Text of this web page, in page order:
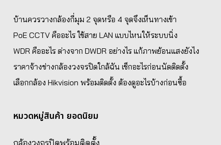
บ้านควรวางกล้องกี่มุม 2 จุดหรือ 4 จุดจึงเห็นทางเข้า
PoE CCTV คืออะไร ใช้สาย LAN แบบไหนให้ระบบนิ่ง
WDR คืออะไร ต่างจาก DWDR อย่างไร แก้ภาพย้อนแสงยังไง
ราคาจ้างช่างกล้องวงจรปิดใกล้ฉัน เช็กอะไรก่อนนัดติดตั้ง
เลือกกล้อง Hikvision พร้อมติดตั้ง ต้องดูอะไรบ้างก่อนซื้อ
หมวดหมู่สินค้า ยอดนิยม